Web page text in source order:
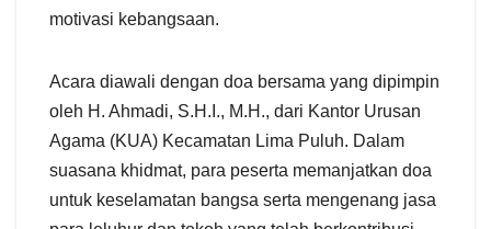
motivasi kebangsaan.
​Acara diawali dengan doa bersama yang dipimpin
oleh H. Ahmadi, S.H.I., M.H., dari Kantor Urusan
Agama (KUA) Kecamatan Lima Puluh. Dalam
suasana khidmat, para peserta memanjatkan doa
untuk keselamatan bangsa serta mengenang jasa